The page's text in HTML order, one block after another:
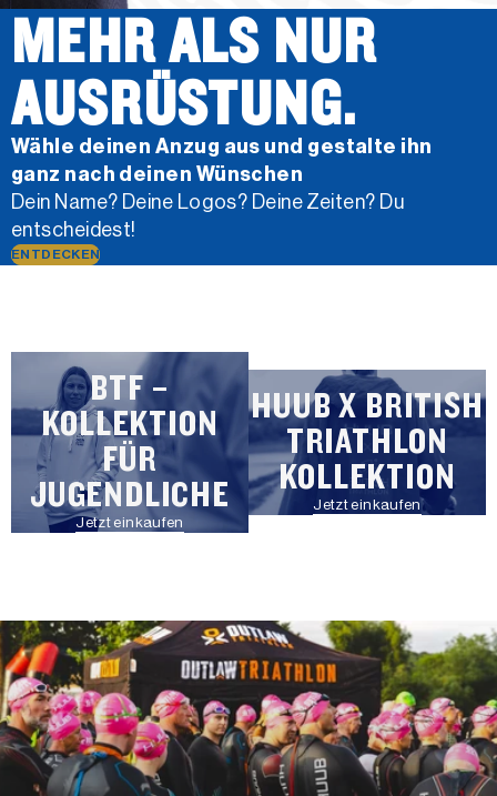
MEHR ALS NUR
AUSRÜSTUNG.
Wähle deinen Anzug aus und gestalte ihn
ganz nach deinen Wünschen
Dein Name? Deine Logos? Deine Zeiten? Du
entscheidest!
ENTDECKEN
BTF –
KOLLEKTION
FÜR
JUGENDLICHE
Jetzt einkaufen
HUUB X BRITISH
TRIATHLON
KOLLEKTION
Jetzt einkaufen